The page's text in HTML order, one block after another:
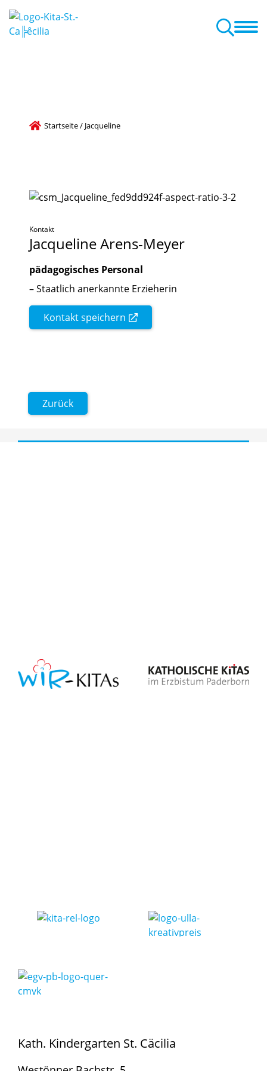
sind wirKonzept Anmeldung & EingewöhnungAktuelles
Startseite/ Jacqueline
Kontakt
JacquelineArens-Meyer
pädagogisches Personal
– Staatlich anerkannte Erzieherin
Kontakt speichern
Zurück
Kath. Kindergarten St. Cäcilia